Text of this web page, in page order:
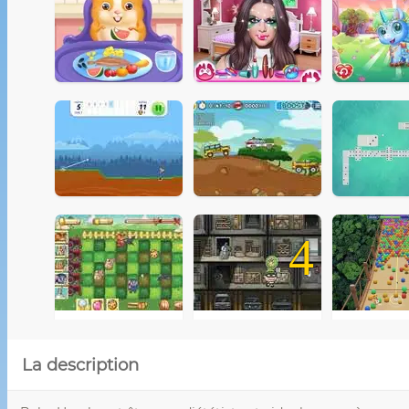
4
La description